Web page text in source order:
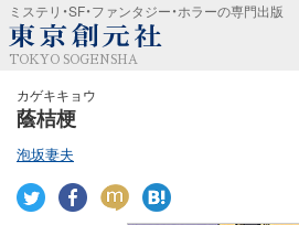
ミステリ・SF・ファンタジー・ホラーの専門出版
TOKYO SOGENSHA
カゲキキョウ
蔭桔梗
泡坂妻夫